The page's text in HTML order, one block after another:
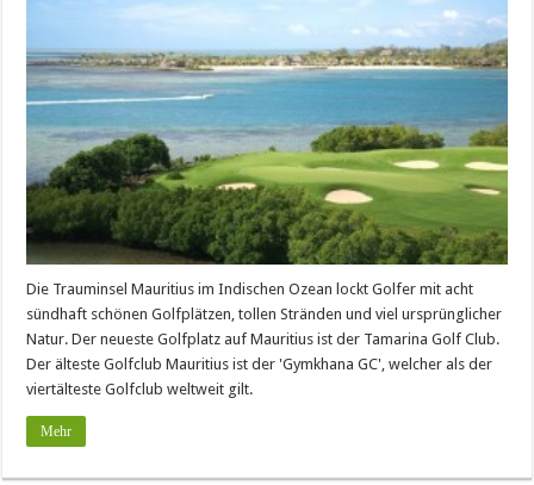
Die Trauminsel Mauritius im Indischen Ozean lockt Golfer mit acht
sündhaft schönen Golfplätzen, tollen Stränden und viel ursprünglicher
Natur. Der neueste Golfplatz auf Mauritius ist der Tamarina Golf Club.
Der älteste Golfclub Mauritius ist der 'Gymkhana GC', welcher als der
viertälteste Golfclub weltweit gilt.
Mehr